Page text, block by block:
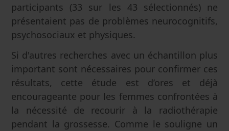
participants (33 sur les 43 sélectionnés) ne
présentaient pas de problèmes neurocognitifs,
psychosociaux et physiques.
Si d'autres recherches avec un échantillon plus
important sont nécessaires pour confirmer ces
résultats, cette étude est d’ores et déjà
encourageante pour les femmes confrontées à
la nécessité de recourir à la radiothérapie
pendant la grossesse. Comme le souligne un